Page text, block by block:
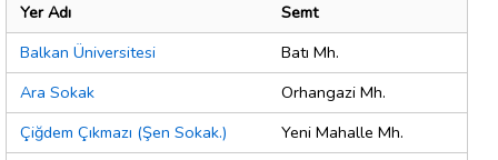
Yer Adı
Semt
Balkan Üniversitesi
Batı Mh.
Ara Sokak
Orhangazi Mh.
Çiğdem Çıkmazı (Şen Sokak.)
Yeni Mahalle Mh.